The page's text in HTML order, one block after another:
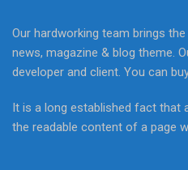
Our hardworking team brings
news, magazine & blog theme.
developer and client. You can
It is a long established fact that
the readable content of a page